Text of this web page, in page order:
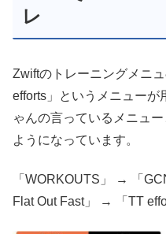
レ
Zwiftのトレーニングメニ
efforts」というメニューが
ゃんの言っているメニュ
ようになっています。
「WORKOUTS」 → 「
Flat Out Fast」 → 「TT